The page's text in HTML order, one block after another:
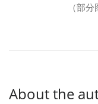
（部
About the